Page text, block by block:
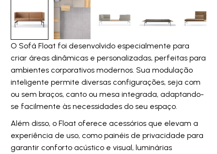
O Sofá Float foi desenvolvido especialmente para
criar áreas dinâmicas e personalizadas, perfeitas para
ambientes corporativos modernos. Sua modulação
inteligente permite diversas configurações, seja com
ou sem braços, canto ou mesa integrada, adaptando-
se facilmente às necessidades do seu espaço.
Além disso, o Float oferece acessórios que elevam a
experiência de uso, como painéis de privacidade para
garantir conforto acústico e visual, luminárias